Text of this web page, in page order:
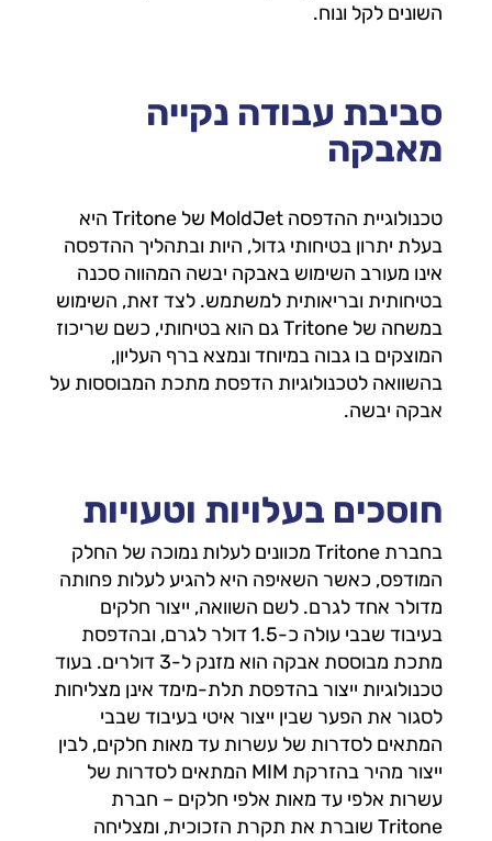
השונים לקל ונוח.
סביבת עבודה נקייה
מאבקה
טכנולוגיית ההדפסה MoldJet של Tritone היא
בעלת יתרון בטיחותי גדול, היות ובתהליך ההדפסה
אינו מעורב השימוש באבקה יבשה המהווה סכנה
בטיחותית ובריאותית למשתמש. לצד זאת, השימוש
במשחה של Tritone גם הוא בטיחותי, כשם שריכוז
המוצקים בו גבוה במיוחד ונמצא ברף העליון,
בהשוואה לטכנולוגיות הדפסת מתכת המבוססות על
אבקה יבשה.
חוסכים בעלויות וטעויות
בחברת Tritone מכוונים לעלות נמוכה של החלק
המודפס, כאשר השאיפה היא להגיע לעלות פחותה
מדולר אחד לגרם. לשם השוואה, ייצור חלקים
בעיבוד שבבי עולה כ-1.5 דולר לגרם, ובהדפסת
מתכת מבוססת אבקה הוא מזנק ל-3 דולרים. בעוד
טכנולוגיות ייצור בהדפסת תלת-מימד אינן מצליחות
לסגור את הפער שבין ייצור איטי בעיבוד שבבי
המתאים לסדרות של עשרות עד מאות חלקים, לבין
ייצור מהיר בהזרקת MIM המתאים לסדרות של
עשרות אלפי עד מאות אלפי חלקים – חברת
Tritone שוברת את תקרת הזכוכית, ומצליחה